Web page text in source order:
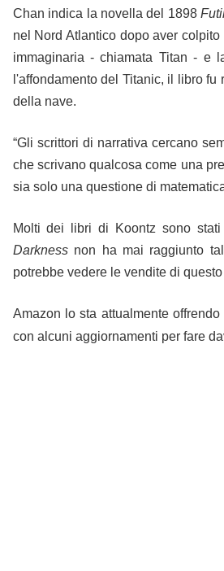
Chan indica la novella del 1898
nel Nord Atlantico dopo aver colpito
immaginaria - chiamata Titan - e
l'affondamento del Titanic, il libro
della nave.
“Gli scrittori di narrativa cercano
che scrivano qualcosa come una
sia solo una questione di
Molti dei libri di Koontz sono
Darknessnon ha mai raggiunto
potrebbe vedere le vendite di
Amazon lo sta attualmente
con alcuni aggiornamenti per fare